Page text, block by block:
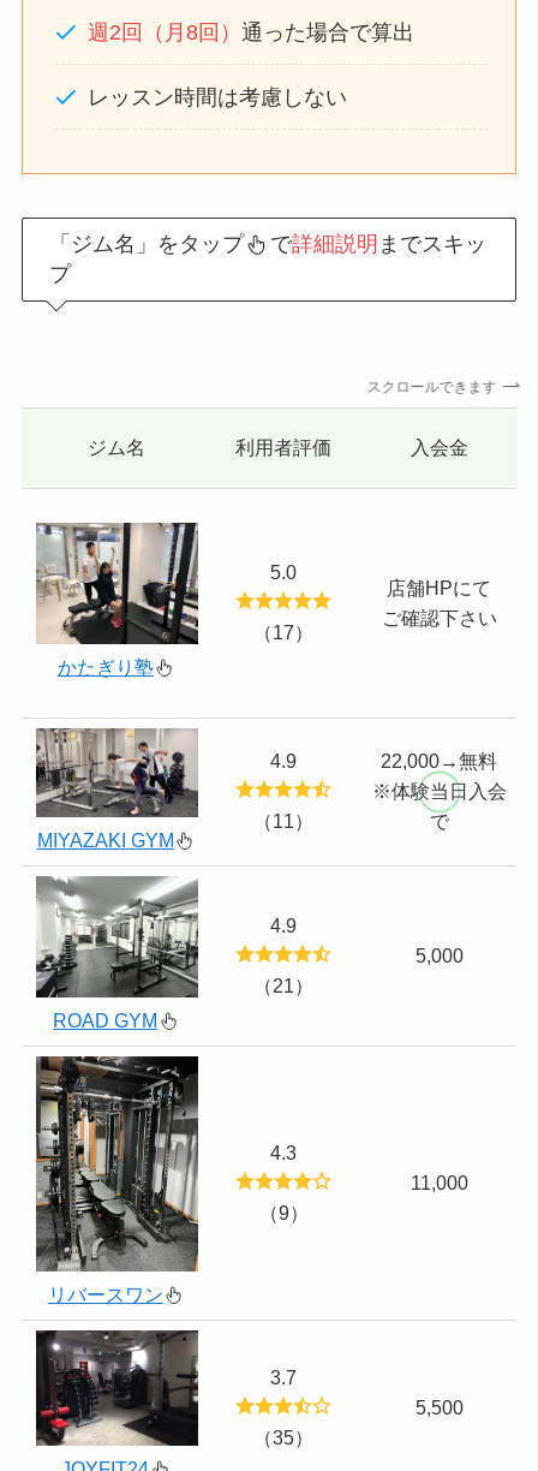
週2回（月8回） 通った場合で算出
レッスン時間は考慮しない
「ジム名」をタップ で詳細説明 までスキッ
プ
スクロールできます
ジム名 利用者評価 入会金
かたぎり塾
5.0
（17）
店舗HPにて
ご確認下さい
MIYAZAKI GYM
4.9
（11）
22,000→無料
※体験当日入会
で
ROAD GYM
4.9
（21）
5,000
リバースワン
4.3
（9）
11,000
3.7
（35）
5,500